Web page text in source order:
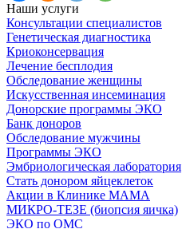
Наши услуги
Консультации специалистов
Генетическая диагностика
Криоконсервация
Лечение бесплодия
Обследование женщины
Искусственная инсеминация
Донорские программы ЭКО
Банк доноров
Обследование мужчины
Программы ЭКО
Эмбриологическая лаборатория
Стать донором яйцеклеток
Акции в Клинике МАМА
МИКРО-ТЕЗЕ (биопсия яичка)
ЭКО по ОМС